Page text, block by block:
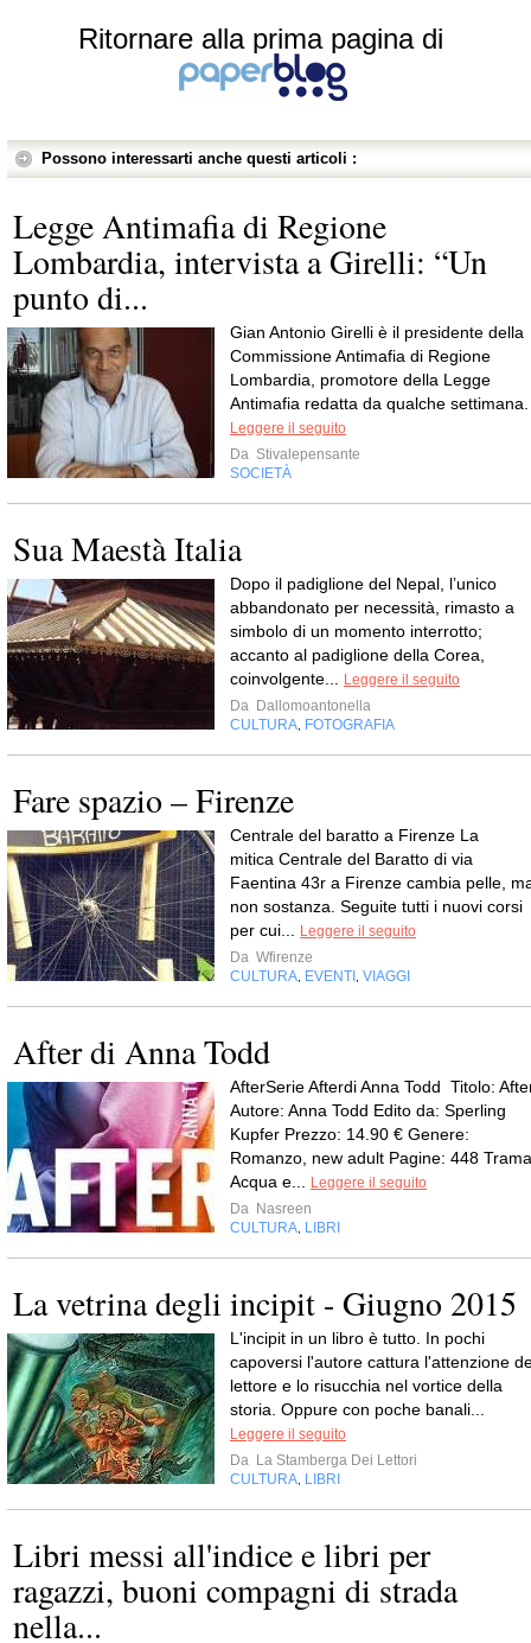
Ritornare alla prima pagina di
Possono interessarti anche questi articoli :
Legge Antimafia di Regione
Lombardia, intervista a Girelli: “Un
punto di...
Gian Antonio Girelli è il presidente della
Commissione Antimafia di Regione
Lombardia, promotore della Legge
Antimafia redatta da qualche settimana.
Leggere il seguito
Da Stivalepensante
SOCIETÀ
Sua Maestà Italia
Dopo il padiglione del Nepal, l’unico
abbandonato per necessità, rimasto a
simbolo di un momento interrotto;
accanto al padiglione della Corea,
coinvolgente...
Leggere il seguito
Da Dallomoantonella
CULTURA FOTOGRAFIA
Fare spazio – Firenze
Centrale del baratto a Firenze La
mitica Centrale del Baratto di via
Faentina 43r a Firenze cambia pelle,
non sostanza. Seguite tutti i nuovi corsi
per cui...
Leggere il seguito
Da Wfirenze
CULTURA EVENTI VIAGGI
After di Anna Todd
AfterSerie Afterdi Anna Todd Titolo:
Autore: Anna Todd Edito da: Sperling
Kupfer Prezzo: 14.90 € Genere:
Romanzo, new adult Pagine: 448
Acqua e...
Leggere il seguito
Da Nasreen
CULTURA LIBRI
La vetrina degli incipit - Giugno 2015
L'incipit in un libro è tutto. In pochi
capoversi l'autore cattura l'attenzione
lettore e lo risucchia nel vortice della
storia. Oppure con poche banali...
Leggere il seguito
Da La Stamberga Dei Lettori
CULTURA LIBRI
Libri messi all'indice e libri per
ragazzi, buoni compagni di strada
nella...